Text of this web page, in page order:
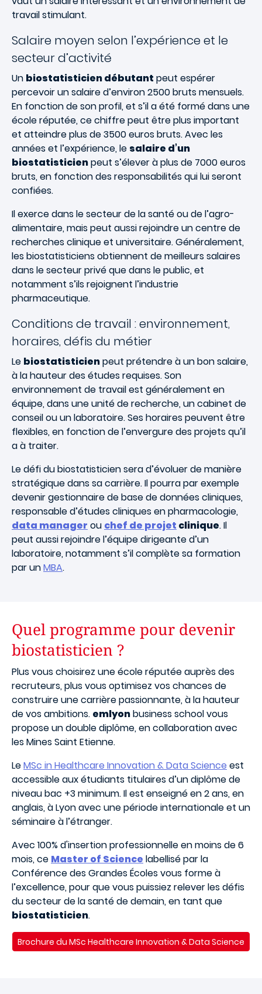
travail stimulant.
Salaire moyen selon l’expérience et le
secteur d’activité
Un biostatisticien débutant peut espérer
percevoir un salaire d’environ 2500 bruts mensuels.
En fonction de son profil, et s’il a été formé dans une
école réputée, ce chiffre peut être plus important
et atteindre plus de 3500 euros bruts. Avec les
années et l’expérience, le salaire d’un
biostatisticienpeut s’élever à plus de 7000 euros
bruts, en fonction des responsabilités qui lui seront
confiées.
Il exerce dans le secteur de la santé ou de l’agro-
alimentaire, mais peut aussi rejoindre un centre de
recherches clinique et universitaire. Généralement,
les biostatisticiens obtiennent de meilleurs salaires
dans le secteur privé que dans le public, et
notamment s’ils rejoignent l’industrie
pharmaceutique.
Conditions de travail : environnement,
horaires, défis du métier
Le biostatisticienpeut prétendre à un bon salaire,
à la hauteur des études requises. Son
environnement de travail est généralement en
équipe, dans une unité de recherche, un cabinet de
conseil ou un laboratoire. Ses horaires peuvent être
flexibles, en fonction de l’envergure des projets qu’il
a à traiter.
Le défi du biostatisticien sera d’évoluer de manière
stratégique dans sa carrière. Il pourra par exemple
devenir gestionnaire de base de données cliniques,
responsable d’études cliniques en pharmacologie,
data manager ou chef de projet clinique. Il
peut aussi rejoindre l’équipe dirigeante d’un
laboratoire, notamment s’il complète sa formation
par unMBA.
Quel programme pour devenir
biostatisticien ?
Plus vous choisirez une école réputée auprès des
recruteurs, plus vous optimisez vos chances de
construire une carrière passionnante, à la hauteur
de vos ambitions. emlyonbusiness school vous
propose un double diplôme, en collaboration avec
les Mines Saint Etienne.
LeMSc in Healthcare Innovation & Data Science est
accessible aux étudiants titulaires d’un diplôme de
niveau bac +3 minimum. Il est enseigné en 2 ans, en
anglais, à Lyon avec une période internationale et un
séminaire à l’étranger.
Avec 100% d'insertion professionnelle en moins de 6
mois, ce Master of Science labellisé par la
Conférence des Grandes Écoles vous forme à
l’excellence, pour que vous puissiez relever les défis
du secteur de la santé de demain, en tant que
biostatisticien.
Brochure du MSc Healthcare Innovation & Data Science